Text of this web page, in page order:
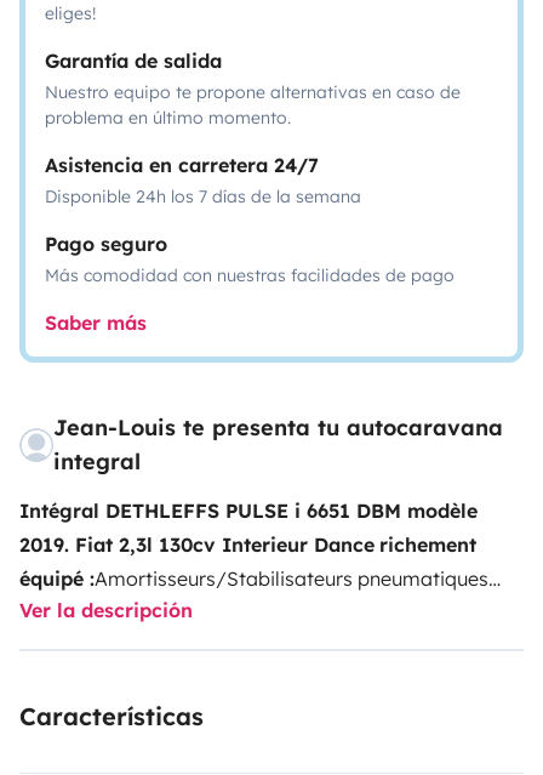
eliges!
Garantía de salida
Nuestro equipo te propone alternativas en caso de
problema en último momento.
Asistencia en carretera 24/7
Disponible 24h los 7 días de la semana
Pago seguro
Más comodidad con nuestras facilidades de pago
Saber más
Jean-Louis te presenta tu autocaravana
integral
Intégral DETHLEFFS PULSE i 6651 DBM modèle
2019. Fiat 2,3l 130cv Interieur Dance richement
équipé :Amortisseurs/Stabilisateurs pneumatiques
arrière Régulateur de vitesse + ESP + Traction Control,
Radio/GPS Pionner avec Pack Sound + Climatisation
dans la cellule + Chauffage 6KW Trauma Gaz +
Ver la descripción
Características